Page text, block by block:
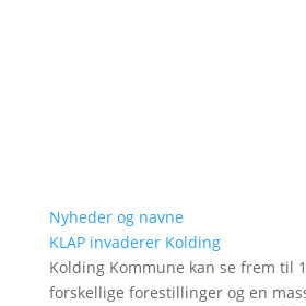
Nyheder og navne
KLAP invaderer Kolding
Kolding Kommune kan se frem til
forskellige forestillinger og en